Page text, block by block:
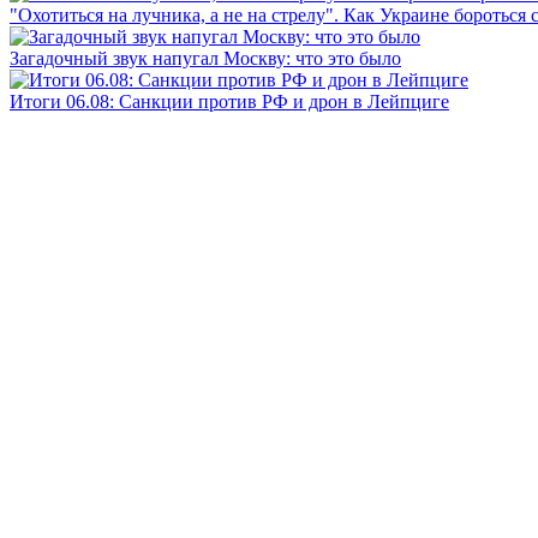
"Охотиться на лучника, а не на стрелу". Как Украине бороться
Загадочный звук напугал Москву: что это было
Итоги 06.08: Санкции против РФ и дрон в Лейпциге